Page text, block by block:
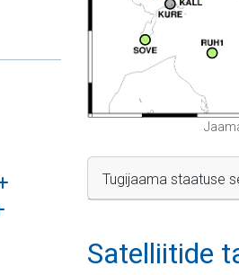
alammenüü
alammenüü
Tugijaama staatuse
Satelliitide